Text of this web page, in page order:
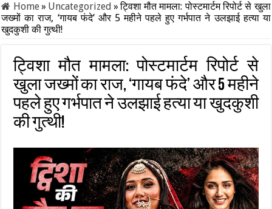
Home» Uncategorized »ट्विशा मौत मामला: पोस्टमार्टम रिपोर्ट से खुला
जख्मों का राज, ‘गायब फंदे’ और 5 महीने पहले हुए गर्भपात ने उलझाई हत्या या
खुदकुशी की गुत्थी!
ट्विशा मौत मामला: पोस्टमार्टम रिपोर्ट से
खुला जख्मों का राज, ‘गायब फंदे’ और 5 महीने
पहले हुए गर्भपात ने उलझाई हत्या या खुदकुशी
की गुत्थी!